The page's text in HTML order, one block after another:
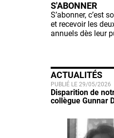
S'ABONNER
S’abonner, c’est
et recevoir les
annuels dès leur
ACTUALITÉS
PUBLIÉ LE 29/05/2026
Disparition de
collègue Gunnar